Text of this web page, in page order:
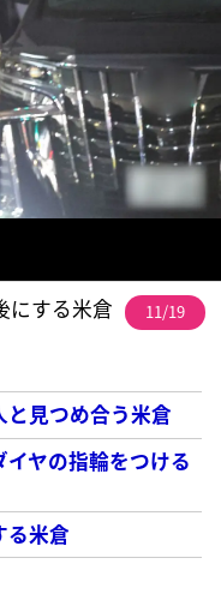
にする米倉 11/19
と見つめ合う米倉
イヤの指輪をつける
る米倉